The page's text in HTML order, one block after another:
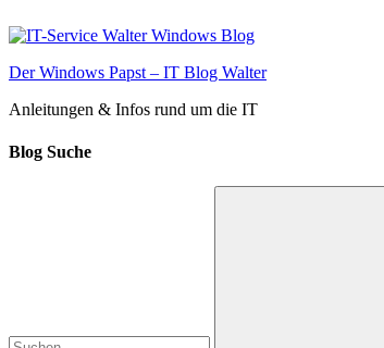
Inhalt
Der Windows Papst – IT Blog Walter
Anleitungen & Infos rund um die IT
Blog Suche